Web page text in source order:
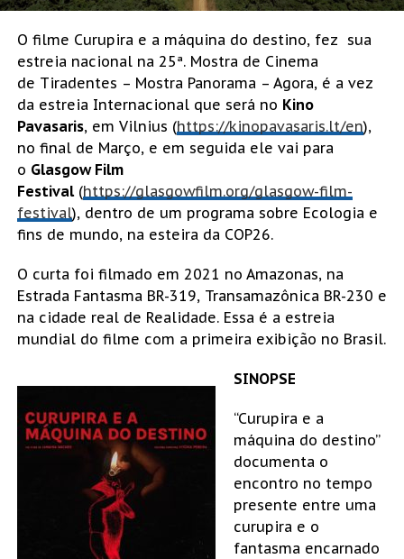
O filme Curupira e a máquina do destino, fez sua
estreia nacional na 25ª. Mostra de Cinema
de Tiradentes – Mostra Panorama – Agora, é a vez
da estreia Internacional que será no Kino
Pavasaris, em Vilnius (https://kinopavasaris.lt/en),
no final de Março, e em seguida ele vai para
o Glasgow Film
Festival(https://glasgowfilm.org/glasgow-film-
festival), dentro de um programa sobre Ecologia e
fins de mundo, na esteira da COP26.
O curta foi filmado em 2021 no Amazonas, na
Estrada Fantasma BR-319, Transamazônica BR-230 e
na cidade real de Realidade. Essa é a estreia
mundial do filme com a primeira exibição no Brasil.
SINOPSE
“Curupira e a
máquina do destino”
documenta o
encontro no tempo
presente entre uma
curupira e o
fantasma encarnado